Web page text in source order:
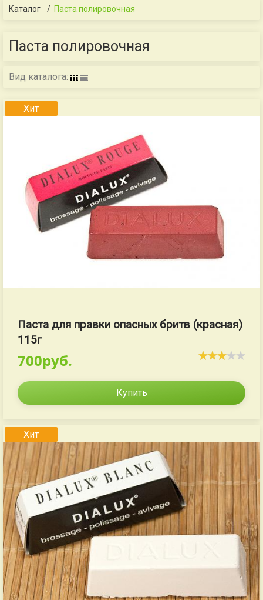
Каталог / Паста полировочная
Паста полировочная
Вид каталога:
Хит
Паста для правки опасных бритв (красная)
115г
700руб.
Купить
Хит